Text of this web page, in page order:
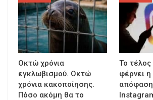
Οκτώ χρόνια
εγκλωβισμού. Οκτώ
χρόνια κακοποίησης.
Πόσο ακόμη θα το
To
φέρνει η